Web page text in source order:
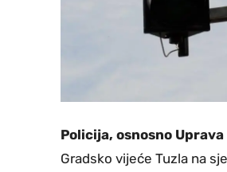
Policija, osnosno
Gradsko vijeće Tuzla na